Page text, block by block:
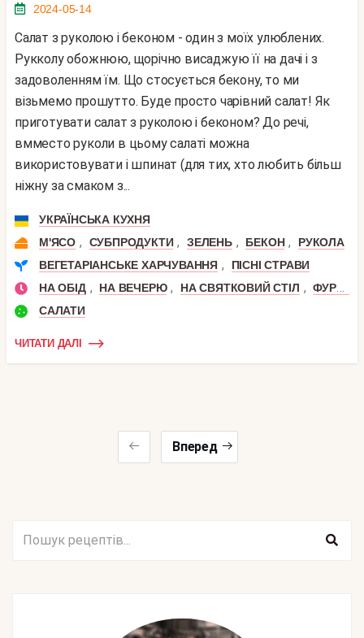
2024-05-14
Салат з руколою і беконом - один з моїх улюблених.
Рукколу обожнюю, щорічно висаджую її на дачі і з
задоволенням їм. Що стосується бекону, то ми
візьмемо прошутто. Буде просто чарівний салат! Як
приготувати салат з руколою і беконом? До речі,
вмместо руколи в цьому салаті можна
використовувати і шпинат (для тих, хто любить більш
ніжну за смаком з...
УКРАЇНСЬКА КУХНЯ
М'ЯСО , СУБПРОДУКТИ , ЗЕЛЕНЬ , БЕКОН ,
РУКОЛА
ВЕГЕТАРІАНСЬКЕ ХАРЧУВАННЯ ,
ПІСНІ СТРАВИ
НА ОБІД , НА ВЕЧЕРЮ , НА СВЯТКОВИЙ СТІЛ , ФУРШЕТ
САЛАТИ
ЧИТАТИ ДАЛІ
Вперед